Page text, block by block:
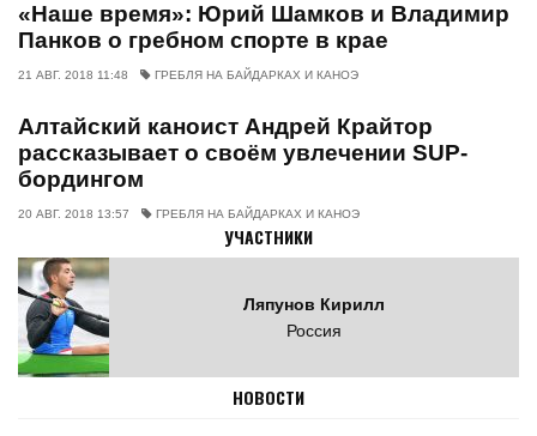
«Наше время»: Юрий Шамков и Владимир
Панков о гребном спорте в крае
21 АВГ. 2018 11:48 ГРЕБЛЯ НА БАЙДАРКАХ И КАНОЭ
Алтайский каноист Андрей Крайтор
рассказывает о своём увлечении SUP-
бордингом
20 АВГ. 2018 13:57 ГРЕБЛЯ НА БАЙДАРКАХ И КАНОЭ
УЧАСТНИКИ
Ляпунов Кирилл
Россия
НОВОСТИ